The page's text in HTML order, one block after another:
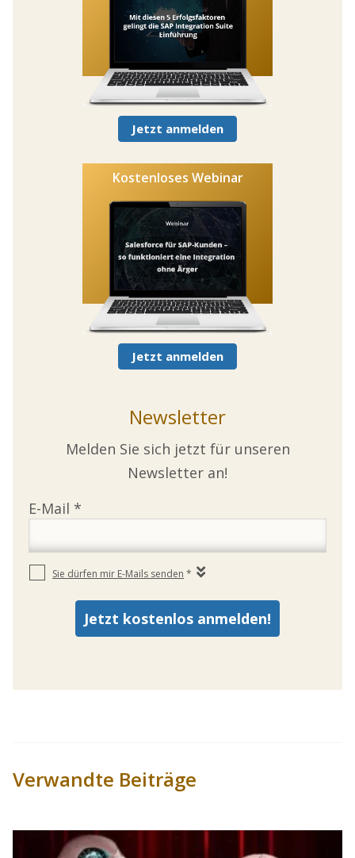
Jetzt anmelden
Kostenloses Webinar
Jetzt anmelden
Newsletter
Melden Sie sich jetzt für unseren
Newsletter an!
Verwandte Beiträge